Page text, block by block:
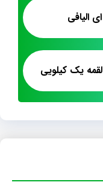
الیافی
یک کیلویی